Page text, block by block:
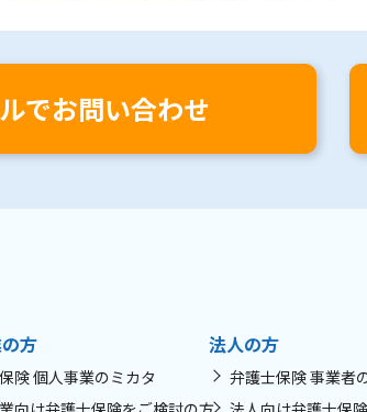
でお問い合わせ
方
険 個人事業のミカタ
法人の方
弁護士保険 事業者